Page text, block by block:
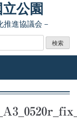
公園
推進協議会－